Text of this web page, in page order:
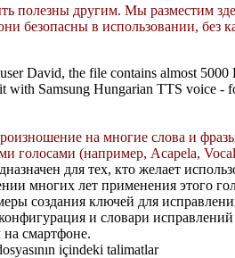
полезны другим. Мы разместим
безопасны в использовании, без
David, the file contains almost 5000
Samsung Hungarian TTS voice -
на многие слова и
голосами (например, Acapela,
для тех, кто желает
многих лет применения этого
создания ключей для
и словари
смартфоне.
içindeki talimatlar